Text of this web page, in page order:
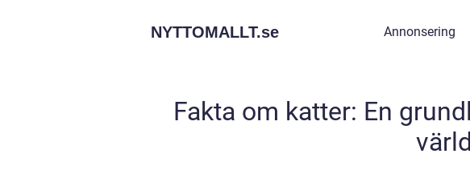
NYTTOMALLT.se Annonsering
Fakta om katter: En
värld